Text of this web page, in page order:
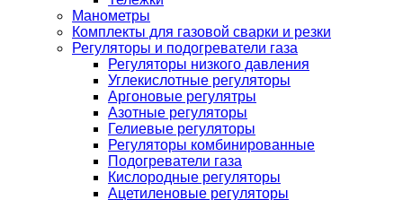
Манометры
Комплекты для газовой сварки и резки
Регуляторы и подогреватели газа
Регуляторы низкого давления
Углекислотные регуляторы
Аргоновые регулятры
Азотные регуляторы
Гелиевые регуляторы
Регуляторы комбинированные
Подогреватели газа
Кислородные регуляторы
Ацетиленовые регуляторы